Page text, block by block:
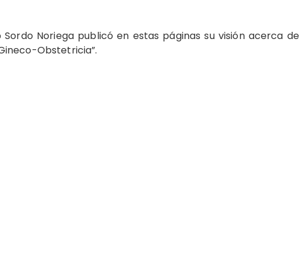
Noriega publicó en estas páginas su visión acerca de
Obstetricia”.